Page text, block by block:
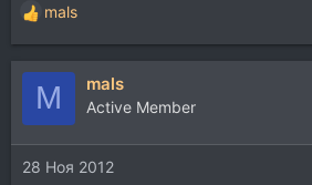
Р
е
а
и
и
:
mals
M mals
Active Member
28 Ноя 2012